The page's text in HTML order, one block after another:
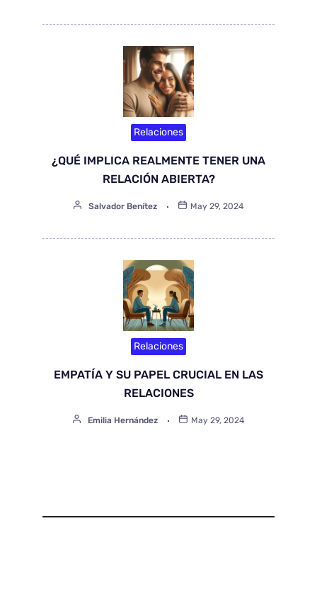
Relaciones
¿QUÉ IMPLICA REALMENTE TENER UNA
RELACIÓN ABIERTA?
Salvador Benítez May 29, 2024
Relaciones
EMPATÍA Y SU PAPEL CRUCIAL EN LAS
RELACIONES
Emilia Hernández May 29, 2024